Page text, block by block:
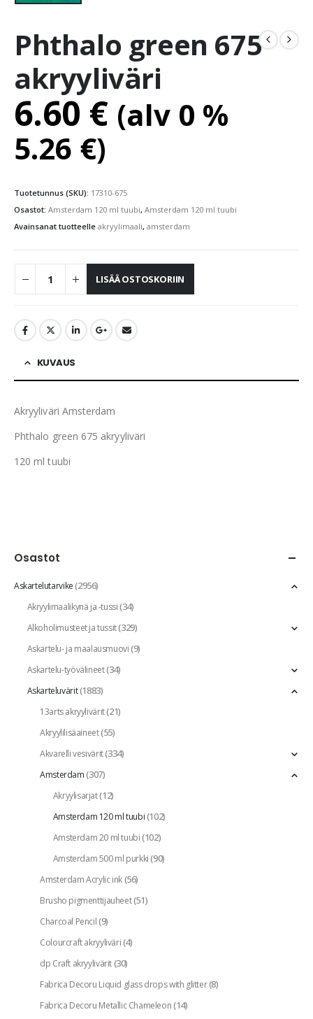
Phthalo green 675
akryyliväri
6.60 € (alv 0 %
5.26 €)
Tuotetunnus (SKU): 17310-675
Osastot: Amsterdam 120 ml tuubi, Amsterdam 120 ml tuubi
Avainsanat tuotteelle akryylimaali, amsterdam
LISÄÄ OSTOSKORIIN
KUVAUS
Akryyliväri Amsterdam
Phthalo green 675 akryyliväri
120 ml tuubi
Osastot
Askartelutarvike(2956)
Akryylimaalikynä ja -tussi(34)
Alkoholimusteet ja tussit(329)
Askartelu- ja maalausmuovi(9)
Askartelu-työvälineet(34)
Askarteluvärit(1883)
13arts akryylivärit(21)
Akryylilisäaineet(55)
Akvarelli vesivärit(334)
Amsterdam(307)
Akryylisarjat(12)
Amsterdam 120 ml tuubi(102)
Amsterdam 20 ml tuubi(102)
Amsterdam 500 ml purkki(90)
Amsterdam Acrylic ink(56)
Brusho pigmenttijauheet(51)
Charcoal Pencil(9)
Colourcraft akryyliväri(4)
dp Craft akryylivärit(30)
Fabrica Decoru Liquid glass drops with glitter(8)
Fabrica Decoru Metallic Chameleon(14)